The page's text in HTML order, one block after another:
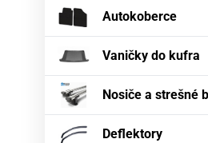
Autokoberce
Vaničky do kufra
Nosiče a strešné
Deflektory